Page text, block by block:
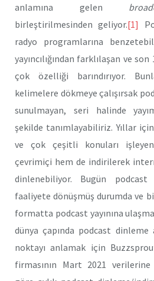
anlamına gelen
birleştirilmesinden geliyor.[1]
radyo programlarına
yayıncılığından farklılaşan ve
çok özelliği barındırıyor.
kelimelere dökmeye çalışırsak
sunulmayan, seri halinde
şekilde tanımlayabiliriz. Yıllar
ve çok çeşitli konuları
çevrimiçi hem de indirilerek
dinlenebiliyor. Bugün
faaliyete dönüşmüş durumda ve
formatta podcast yayınına
dünya çapında podcast dinleme
noktayı anlamak için
firmasının Mart 2021